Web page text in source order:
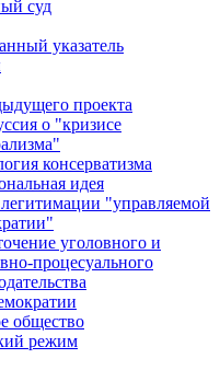
суд
указатель
проекта
о "кризисе
консерватизма
идея
"управляемой
уголовного и
процесуального
общество
режим